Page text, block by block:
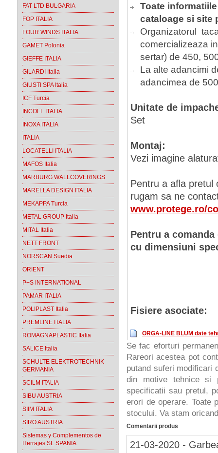
FAT LTD BULGARIA
FOP ITALIA
FOUR WINDS ITALIA
GAMET Polonia
GIEFFE ITALIA
GILARDI Italia
GIUSTI SPA Italia
ICF Turcia
INCOLL ITALIA
INOXA ITALIA
ITALIA
LOCATELLI ITALIA
MAFOS Italia
MARBURG WALLCOVERINGS
MARELLA DESIGN ITALIA
MEKAPPA Turcia
METAL GROUP Italia
MITAL Italia
NETT FRONT
NORSCAN Suedia
ORIENT
P+S INTERNATIONAL
PAMAR ITALIA
POLIPLAST Italia
PREMLINE ITALIA
ROMAGNAPLASTIC Italia
SALICE Italia
SCHULTE ELEKTROTECHNIK
GERMANIA
SCILM ITALIA
SIBU AUSTRIA
SIIM ITALIA
SIRO AUSTRIA
Sistemas y Complementos de
Herrajes SL SPANIA
Toate
cataloage si site
Organizatorul
comercializeaza
sertar) de 450,
La alte adancimi
adancimea de
Unitate de
Set
Montaj:
Vezi imagine
Pentru a afla pretul
rugam sa ne
www.protege.ro/
Pentru a
cu dimensiuni
Fisiere asociate:
ORGA-LINE BLUM date
Se fac eforturi
Rareori acestea pot
putand suferi modificari
din motive tehnice si
specificatii sau pretul,
erori de operare. Toate
stocului. Va stam
Comentarii produs
21-03-2020 -